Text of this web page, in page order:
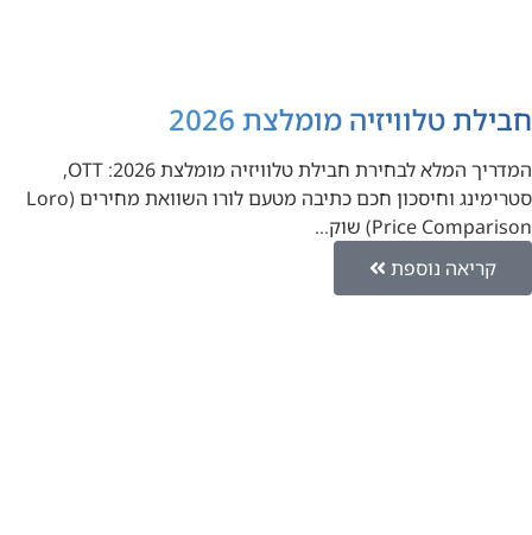
חבילת טלוויזיה מומלצת 2026
המדריך המלא לבחירת חבילת טלוויזיה מומלצת 2026: OTT,
סטרימינג וחיסכון חכם כתיבה מטעם לורו השוואת מחירים (Loro
Price Comparison) שוק…
קריאה נוספת